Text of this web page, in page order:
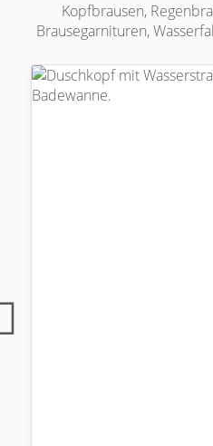
Kopfbrausen,
Brausegarnituren,